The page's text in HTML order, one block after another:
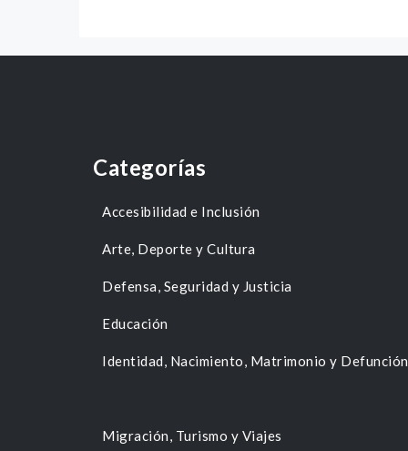
Categorías
Accesibilidad e Inclusión
Arte, Deporte y Cultura
Defensa, Seguridad y Justicia
Educación
Identidad, Nacimiento, Matrimonio y Defunción
Migración, Turismo y Viajes